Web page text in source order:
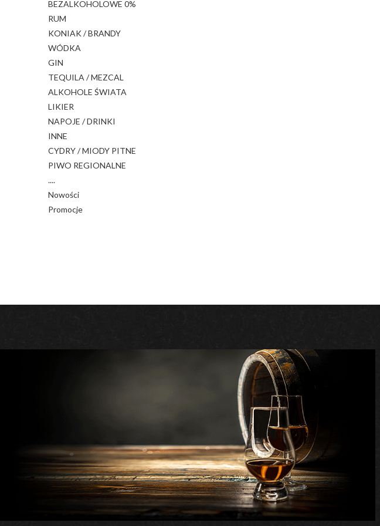
BEZALKOHOLOWE 0%
RUM
KONIAK / BRANDY
WÓDKA
GIN
TEQUILA / MEZCAL
ALKOHOLE ŚWIATA
LIKIER
NAPOJE / DRINKI
INNE
CYDRY / MIODY PITNE
PIWO REGIONALNE
....
Nowości
Promocje